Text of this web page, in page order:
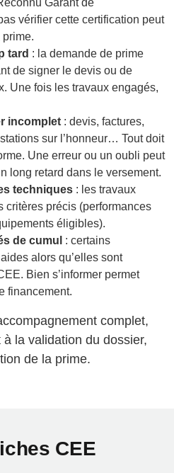
Garant de
vérifier cette certification peut
tard : la demande de prime
de signer le devis ou de
Une fois les travaux engagés,
incomplet : devis, factures,
sur l’honneur… Tout doit
Une erreur ou un oubli peut
long retard dans le versement.
techniques : les travaux
critères précis (performances
éligibles).
de cumul : certains
alors qu’elles sont
Bien s’informer permet
financement.
complet,
la validation du dossier,
de la prime.
CEE